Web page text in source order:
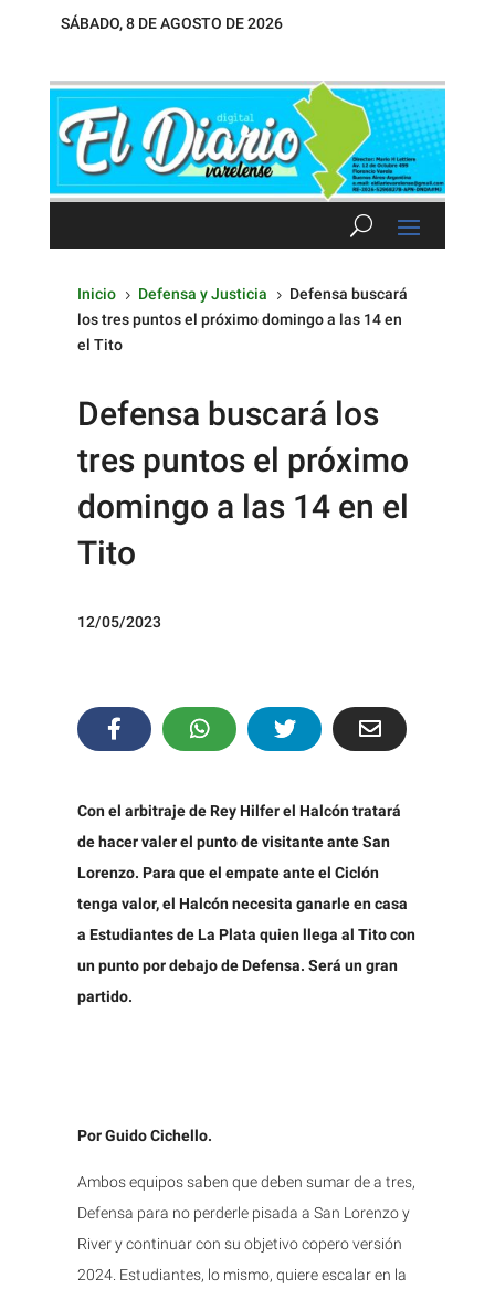
SÁBADO, 8 DE AGOSTO DE 2026
Inicio 5 Defensa y Justicia 5 Defensa buscará
los tres puntos el próximo domingo a las 14 en
el Tito
Defensa buscará los
tres puntos el próximo
domingo a las 14 en el
Tito
12/05/2023
Con el arbitraje de Rey Hilfer el Halcón tratará
de hacer valer el punto de visitante ante San
Lorenzo. Para que el empate ante el Ciclón
tenga valor, el Halcón necesita ganarle en casa
a Estudiantes de La Plata quien llega al Tito con
un punto por debajo de Defensa. Será un gran
partido.
Por Guido Cichello.
Ambos equipos saben que deben sumar de a tres,
Defensa para no perderle pisada a San Lorenzo y
River y continuar con su objetivo copero versión
2024. Estudiantes, lo mismo, quiere escalar en la